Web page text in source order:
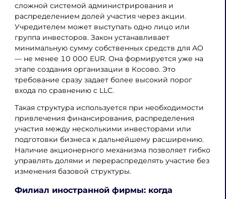
сложной системой администрирования и
распределением долей участия через акции.
Учредителем может выступать одно лицо или
группа инвесторов. Закон устанавливает
минимальную сумму собственных средств для АО
— не менее 10 000 EUR. Она формируется уже на
этапе создания организации в Косово. Это
требование сразу задает более высокий порог
входа по сравнению с LLC.
Такая структура используется при необходимости
привлечения финансирования, распределения
участия между несколькими инвесторами или
подготовки бизнеса к дальнейшему расширению.
Наличие акционерного механизма позволяет гибко
управлять долями и перераспределять участие без
изменения базовой структуры.
Филиал иностранной фирмы: когда